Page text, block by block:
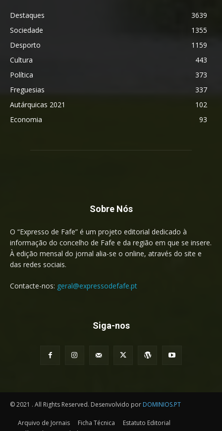
Destaques
3639
Sociedade
1355
Desporto
1159
Cultura
443
Política
373
Freguesias
337
Autárquicas 2021
102
Economia
93
Sobre Nós
O “Expresso de Fafe” é um projeto editorial dedicado à
informação do concelho de Fafe e da região em que se insere.
À edição mensal do jornal alia-se o online, através do site e
das redes sociais.
Contacte-nos: geral@expressodefafe.pt
Siga-nos
© 2021 . All Rights Reserved. Desenvolvido por DOMINIOS.PT
Arquivo de Jornais Ficha Técnica
Estatuto Editorial